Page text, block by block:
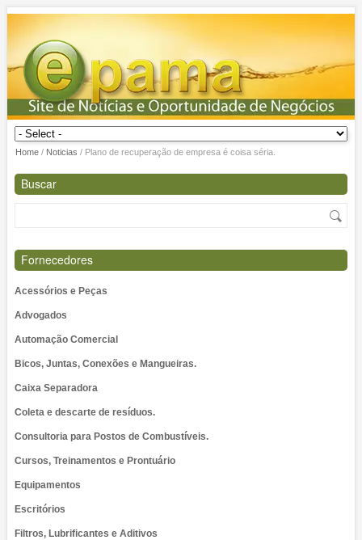
Home/ Noticias / Plano de recuperação de empresa é coisa séria.
Buscar
Fornecedores
Acessórios e Peças
Advogados
Automação Comercial
Bicos, Juntas, Conexões e Mangueiras.
Caixa Separadora
Coleta e descarte de resíduos.
Consultoria para Postos de Combustíveis.
Cursos, Treinamentos e Prontuário
Equipamentos
Escritórios
Filtros, Lubrificantes e Aditivos